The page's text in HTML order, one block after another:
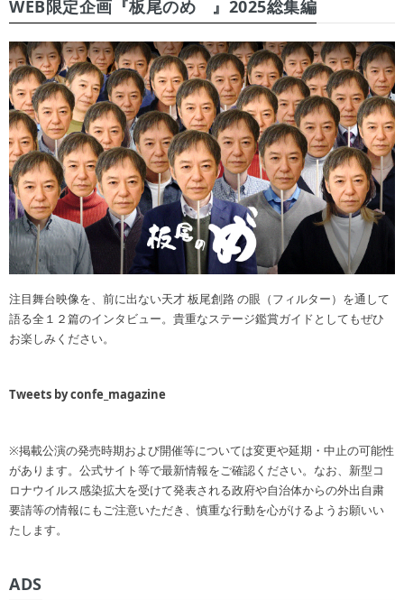
WEB限定企画『板尾のめ゙』2025総集編
注目舞台映像を、前に出ない天才 板尾創路 の眼（フィルター）を通して
語る全１２篇のインタビュー。貴重なステージ鑑賞ガイドとしてもぜひ
お楽しみください。
Tweets by confe_magazine
※掲載公演の発売時期および開催等については変更や延期・中止の可能性
があります。公式サイト等で最新情報をご確認ください。なお、新型コ
ロナウイルス感染拡大を受けて発表される政府や自治体からの外出自粛
要請等の情報にもご注意いただき、慎重な行動を心がけるようお願いい
たします。
ADS